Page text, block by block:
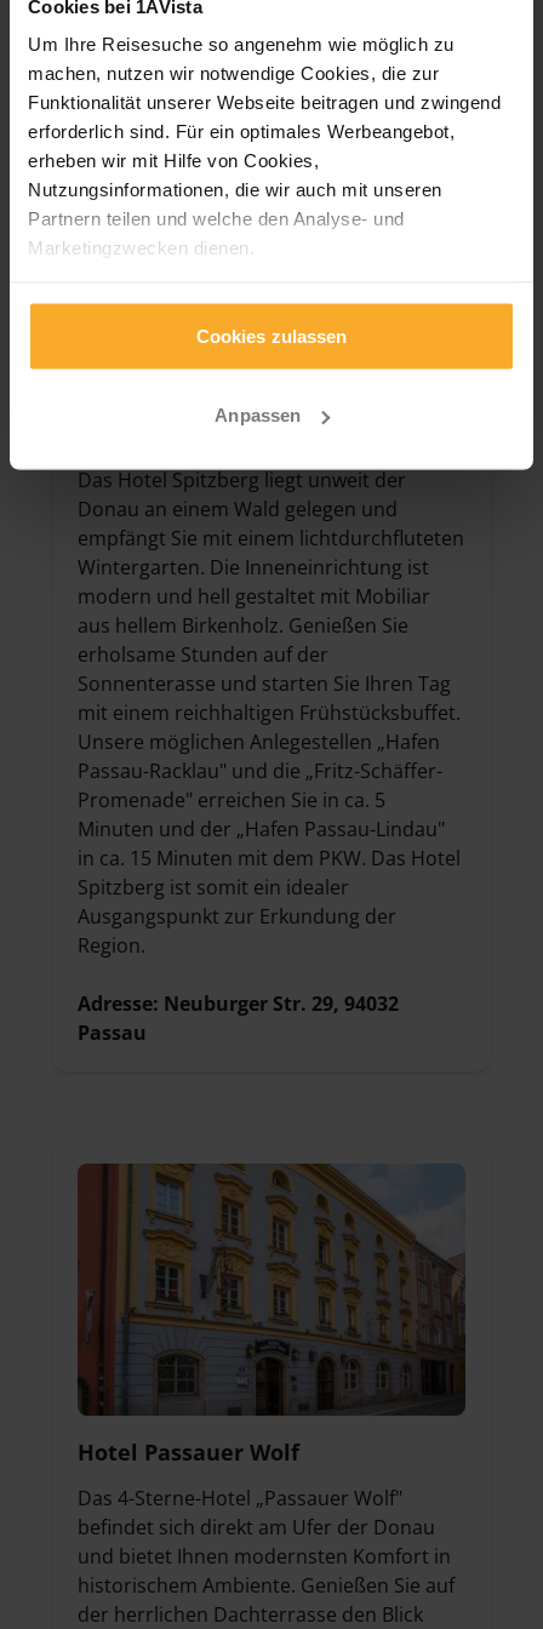
Cookies bei 1AVista
Um Ihre Reisesuche so angenehm wie möglich zu
machen, nutzen wir notwendige Cookies, die zur
Funktionalität unserer Webseite beitragen und zwingend
erforderlich sind. Für ein optimales Werbeangebot,
erheben wir mit Hilfe von Cookies,
Nutzungsinformationen, die wir auch mit unseren
Partnern teilen und welche den Analyse- und
Marketingzwecken dienen.
Für unsere neue App „Mein 1AVista" nutzen wir
notwendige Cookies, die zur Funktionalität unserer App
beitragen und zwingend erforderlich sind.
Cookies zulassen
Anpassen
Adresse: Kapuzinerstr. 4, 94032 Passau
Hotel Spitzberg
Das Hotel Spitzberg liegt unweit der
Donau an einem Wald gelegen und
empfängt Sie mit einem lichtdurchfluteten
Wintergarten. Die Inneneinrichtung ist
modern und hell gestaltet mit Mobiliar
aus hellem Birkenholz. Genießen Sie
erholsame Stunden auf der
Sonnenterasse und starten Sie Ihren Tag
mit einem reichhaltigen Frühstücksbuffet.
Unsere möglichen Anlegestellen „Hafen
Passau-Racklau" und die „Fritz-Schäffer-
Promenade" erreichen Sie in ca. 5
Minuten und der „Hafen Passau-Lindau"
in ca. 15 Minuten mit dem PKW. Das Hotel
Spitzberg ist somit ein idealer
Ausgangspunkt zur Erkundung der
Region.
Adresse: Neuburger Str. 29, 94032
Passau
Hotel Passauer Wolf
Das 4-Sterne-Hotel „Passauer Wolf"
befindet sich direkt am Ufer der Donau
und bietet Ihnen modernsten Komfort in
historischem Ambiente. Genießen Sie auf
der herrlichen Dachterrasse den Blick